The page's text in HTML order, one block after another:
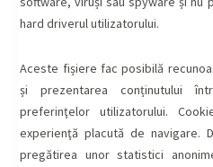
hard driverul utilizatorului.
Aceste fișiere fac posibilă
și prezentarea conținutului
preferinţelor utilizatorului.
experienţă placută de navigare.
pregătirea unor statistici